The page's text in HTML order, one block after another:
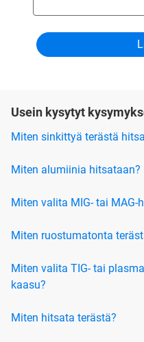
Usein kysytyt
Miten sinkittyä terästä
Miten alumiinia hitsataan?
Miten valita MIG- tai
Miten ruostumatonta
Miten valita TIG- tai
kaasu?
Miten hitsata terästä?